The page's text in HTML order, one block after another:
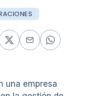
una empresa